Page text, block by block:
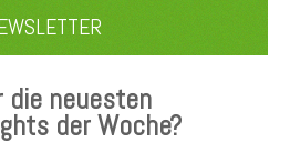
die neuesten
der Woche?